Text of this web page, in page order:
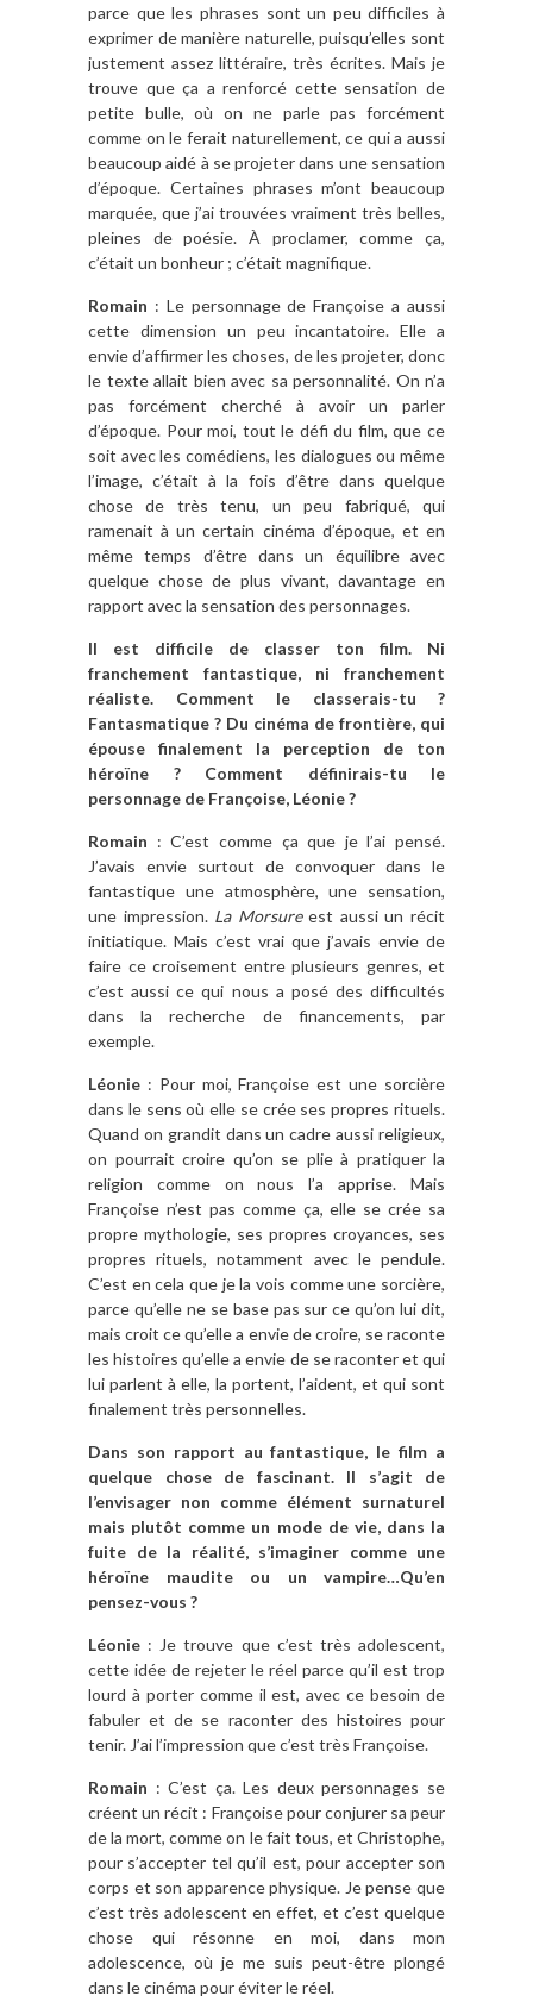
parce que les phrases sont un peu difficiles à
exprimer de manière naturelle, puisqu’elles sont
justement assez littéraire, très écrites. Mais je
trouve que ça a renforcé cette sensation de
petite bulle, où on ne parle pas forcément
comme on le ferait naturellement, ce qui a aussi
beaucoup aidé à se projeter dans une sensation
d’époque. Certaines phrases m’ont beaucoup
marquée, que j’ai trouvées vraiment très belles,
pleines de poésie. À proclamer, comme ça,
c’était un bonheur ; c’était magnifique.
Romain : Le personnage de Françoise a aussi
cette dimension un peu incantatoire. Elle a
envie d’affirmer les choses, de les projeter, donc
le texte allait bien avec sa personnalité. On n’a
pas forcément cherché à avoir un parler
d’époque. Pour moi, tout le défi du film, que ce
soit avec les comédiens, les dialogues ou même
l’image, c’était à la fois d’être dans quelque
chose de très tenu, un peu fabriqué, qui
ramenait à un certain cinéma d’époque, et en
même temps d’être dans un équilibre avec
quelque chose de plus vivant, davantage en
rapport avec la sensation des personnages.
Il est difficile de classer ton film. Ni
franchement fantastique, ni franchement
réaliste. Comment le classerais-tu ?
Fantasmatique ? Du cinéma de frontière, qui
épouse finalement la perception de ton
héroïne ? Comment définirais-tu le
personnage de Françoise, Léonie ?
Romain : C’est comme ça que je l’ai pensé.
J’avais envie surtout de convoquer dans le
fantastique une atmosphère, une sensation,
une impression. La Morsureest aussi un récit
initiatique. Mais c’est vrai que j’avais envie de
faire ce croisement entre plusieurs genres, et
c’est aussi ce qui nous a posé des difficultés
dans la recherche de financements, par
exemple.
Léonie : Pour moi, Françoise est une sorcière
dans le sens où elle se crée ses propres rituels.
Quand on grandit dans un cadre aussi religieux,
on pourrait croire qu’on se plie à pratiquer la
religion comme on nous l’a apprise. Mais
Françoise n’est pas comme ça, elle se crée sa
propre mythologie, ses propres croyances, ses
propres rituels, notamment avec le pendule.
C’est en cela que je la vois comme une sorcière,
parce qu’elle ne se base pas sur ce qu’on lui dit,
mais croit ce qu’elle a envie de croire, se raconte
les histoires qu’elle a envie de se raconter et qui
lui parlent à elle, la portent, l’aident, et qui sont
finalement très personnelles.
Dans son rapport au fantastique, le film a
quelque chose de fascinant. Il s’agit de
l’envisager non comme élément surnaturel
mais plutôt comme un mode de vie, dans la
fuite de la réalité, s’imaginer comme une
héroïne maudite ou un vampire…Qu’en
pensez-vous ?
Léonie : Je trouve que c’est très adolescent,
cette idée de rejeter le réel parce qu’il est trop
lourd à porter comme il est, avec ce besoin de
fabuler et de se raconter des histoires pour
tenir. J’ai l’impression que c’est très Françoise.
Romain : C’est ça. Les deux personnages se
créent un récit : Françoise pour conjurer sa peur
de la mort, comme on le fait tous, et Christophe,
pour s’accepter tel qu’il est, pour accepter son
corps et son apparence physique. Je pense que
c’est très adolescent en effet, et c’est quelque
chose qui résonne en moi, dans mon
adolescence, où je me suis peut-être plongé
dans le cinéma pour éviter le réel.